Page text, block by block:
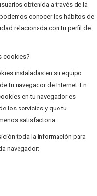
obtenida a través de la
conocer los hábitos de
relacionada con tu perfil de
cookies?
instaladas en su equipo
tu navegador de Internet. En
en tu navegador es
los servicios y que tu
satisfactoria.
toda la información para
navegador: